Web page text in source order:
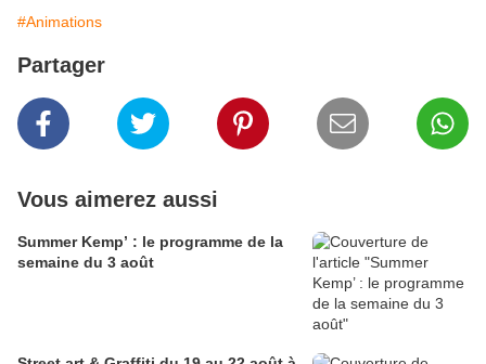
#Animations
Partager
Vous aimerez aussi
Summer Kemp’ : le programme de la
semaine du 3 août